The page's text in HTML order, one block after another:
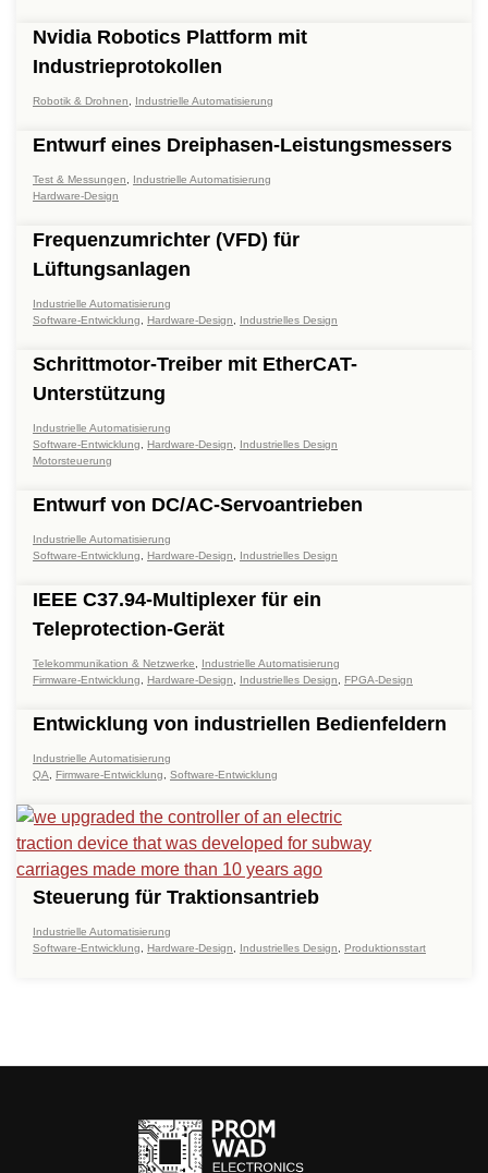
Nvidia Robotics Plattform mit
Industrieprotokollen
Robotik & Drohnen Industrielle Automatisierung
Entwurf eines Dreiphasen-Leistungsmessers
Test & Messungen
Industrielle Automatisierung
Hardware-Design
Frequenzumrichter (VFD) für
Lüftungsanlagen
Industrielle Automatisierung
Software-Entwicklung
Hardware-Design Industrielles Design
Schrittmotor-Treiber mit EtherCAT-
Unterstützung
Industrielle Automatisierung
Software-Entwicklung
Hardware-Design
Industrielles Design
Motorsteuerung
Entwurf von DC/AC-Servoantrieben
Industrielle Automatisierung
Software-Entwicklung
Hardware-Design Industrielles Design
IEEE C37.94-Multiplexer für ein
Teleprotection-Gerät
Telekommunikation & Netzwerke
Industrielle Automatisierung
Firmware-Entwicklung
Hardware-Design Industrielles Design FPGA-Design
Entwicklung von industriellen Bedienfeldern
Industrielle Automatisierung
QA
Firmware-Entwicklung Software-Entwicklung
Steuerung für Traktionsantrieb
Industrielle Automatisierung
Software-Entwicklung
Hardware-Design Industrielles Design Produktionsstart